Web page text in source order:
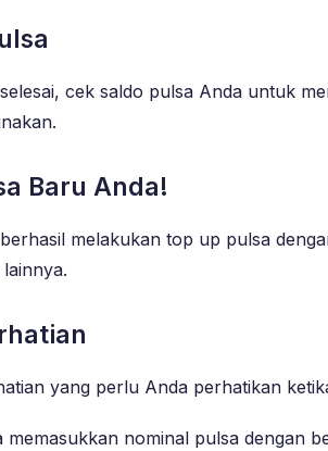
cek saldo pulsa Anda untuk
Baru Anda!
melakukan top up pulsa
yang perlu Anda perhatikan
memasukkan nominal pulsa dengan